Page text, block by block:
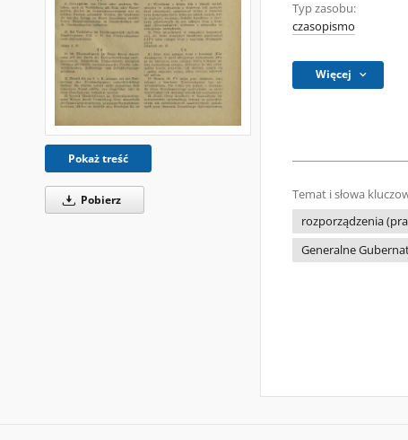
Pokaż treść
Pobierz
Typ zasobu:
czasopismo
Więcej
Temat i słowa
rozporządzenia
Generalne